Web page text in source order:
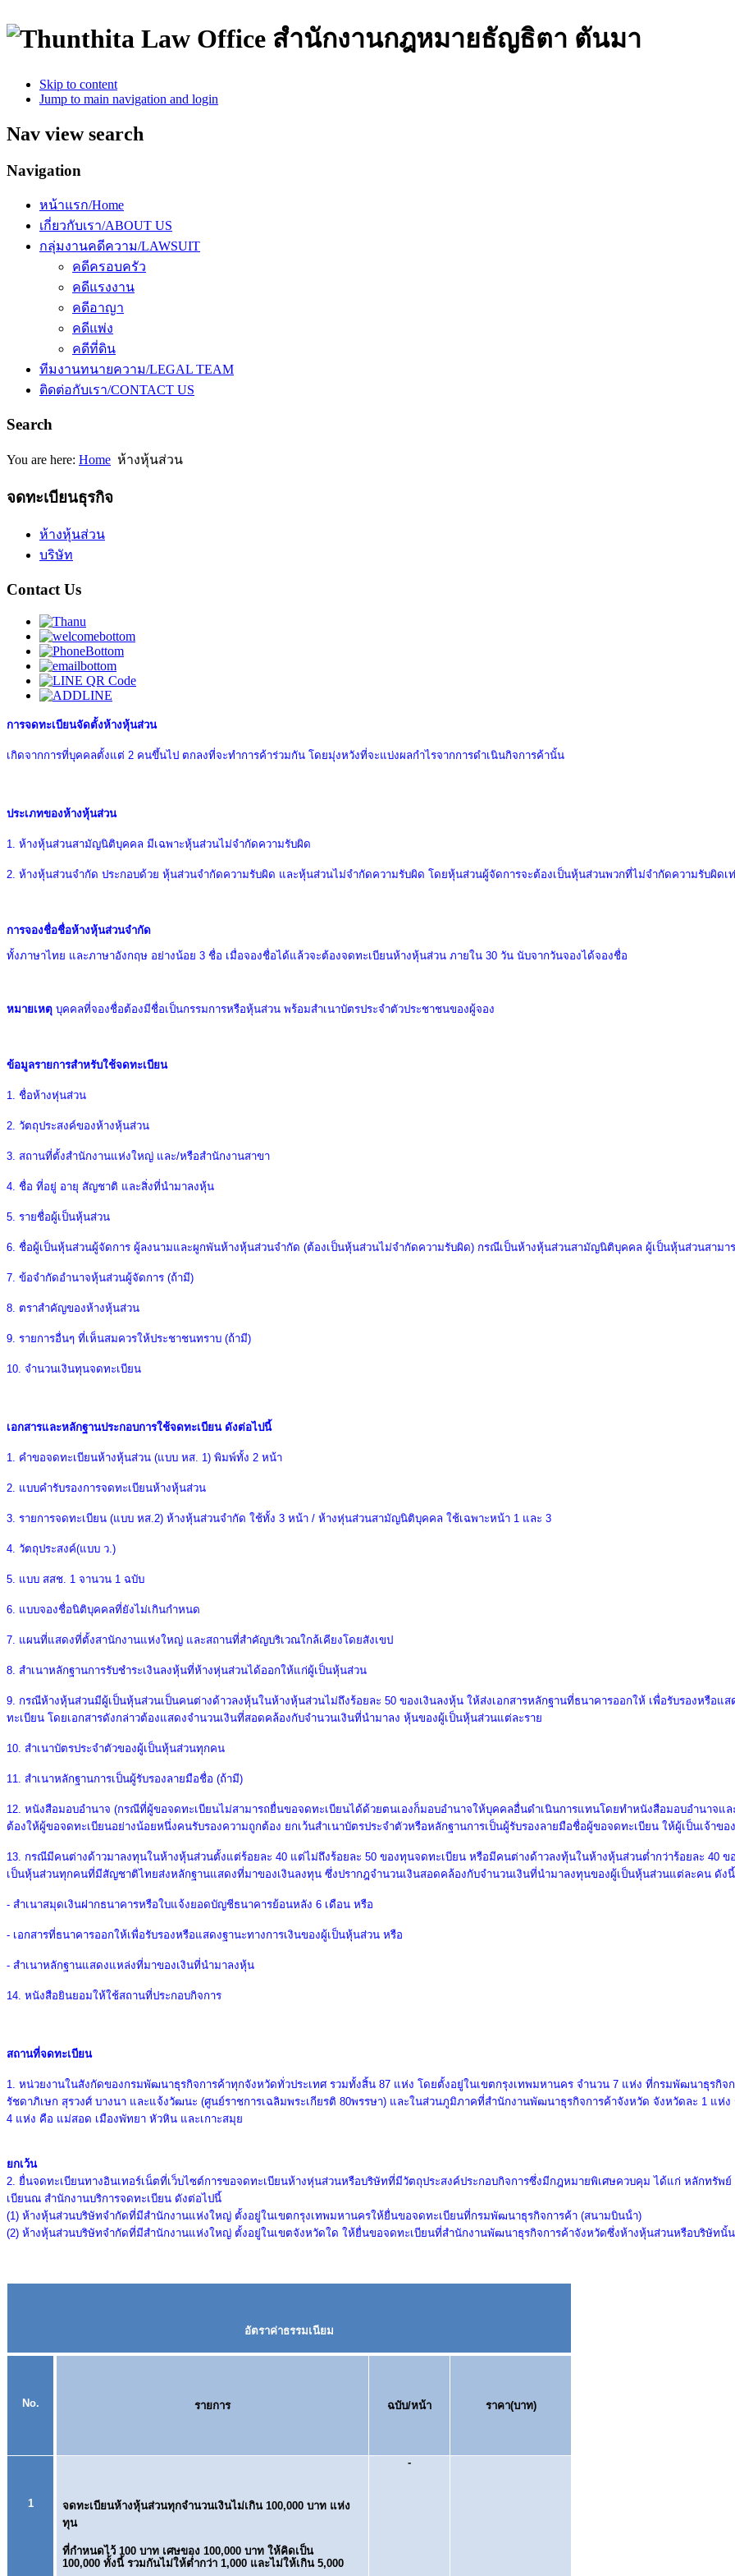
สำนักงานกฎหมายธัญธิตา ตันมา
Skip to content
Jump to main navigation and login
Nav view search
Navigation
หน้าแรก/Home
เกี่ยวกับเรา/ABOUT US
กลุ่มงานคดีความ/LAWSUIT
คดีครอบครัว
คดีแรงงาน
คดีอาญา
คดีแพ่ง
คดีที่ดิน
ทีมงานทนายความ/LEGAL TEAM
ติดต่อกับเรา/CONTACT US
Search
You are here: Home ห้างหุ้นส่วน
จดทะเบียนธุรกิจ
ห้างหุ้นส่วน
บริษัท
Contact Us
การจดทะเบียนจัดตั้งห้างหุ้นส่วน
เกิดจากการที่บุคคลตั้งแต่ 2 คนขึ้นไป ตกลงที่จะทําการค้าร่วมกัน โดยมุ่งหวังที่จะแบ่งผลกําไรจากการดําเนินกิจการค้านั้น
ประเภทของห้างหุ้นส่วน
1. ห้างหุ้นส่วนสามัญนิติบุคคล มีเฉพาะหุ้นส่วนไม่จำกัดความรับผิด
2. ห้างหุ้นส่วนจำกัด ประกอบด้วย หุ้นส่วนจำกัดความรับผิด และหุ้นส่วนไม่จำกัดความรับผิด โดยหุ้นส่วนผู้จัดการจะต้องเป็นหุ้นส่วนพวกที่ไม่จำกัดความรับผิดเ
การจองชื่อชื่อห้างหุ้นส่วนจำกัด
ทั้งภาษาไทย และภาษาอังกฤษ อย่างน้อย 3 ชื่อ เมื่อจองชื่อได้แล้วจะต้องจดทะเบียนห้างหุ้นส่วน ภายใน 30 วัน นับจากวันจองได้จองชื่อ
หมายเหตุ บุคคลที่จองชื่อต้องมีชื่อเป็นกรรมการหรือหุ้นส่วน พร้อมสำเนาบัตรประจำตัวประชาชนของผู้จอง
ข้อมูลรายการสำหรับใช้จดทะเบียน
1. ชื่อห้างหุ่นส่วน
2. วัตถุประสงค์ของห้างหุ้นส่วน
3. สถานที่ตั้งสำนักงานแห่งใหญ่ และ/หรือสำนักงานสาขา
4. ชื่อ ที่อยู่ อายุ สัญชาติ และสิ่งที่นํามาลงหุ้น
5. รายชื่อผู้เป็นหุ้นส่วน
6. ชื่อผู้เป็นหุ้นส่วนผู้จัดการ ผู้ลงนามและผูกพันห้างหุ้นส่วนจำกัด (ต้องเป็นหุ้นส่วนไม่จํากัดความรับผิด) กรณีเป็นห้างหุ้นส่วนสามัญนิติบุคคล ผู้เป็นหุ้นส่วนสามา
7. ข้อจํากัดอํานาจหุ้นส่วนผู้จัดการ (ถ้ามี)
8. ตราสําคัญของห้างหุ้นส่วน
9. รายการอื่นๆ ที่เห็นสมควรให้ประชาชนทราบ (ถ้ามี)
10. จำนวนเงินทุนจดทะเบียน
เอกสารและหลักฐานประกอบการใช้จดทะเบียน ดังต่อไปนี้
1. คําขอจดทะเบียนห้างหุ้นส่วน (แบบ หส. 1) พิมพ์ทั้ง 2 หน้า
2. แบบคํารับรองการจดทะเบียนห้างหุ้นส่วน
3. รายการจดทะเบียน (แบบ หส.2) ห้างหุ้นส่วนจำกัด ใช้ทั้ง 3 หน้า / ห้างหุ่นส่วนสามัญนิติบุคคล ใช้เฉพาะหน้า 1 และ 3
4. วัตถุประสงค์(แบบ ว.)
5. แบบ สสช. 1 จานวน 1 ฉบับ
6. แบบจองชื่อนิติบุคคลที่ยังไม่เกินกําหนด
7. แผนที่แสดงที่ตั้งสานักงานแห่งใหญ่ และสถานที่สําคัญบริเวณใกล้เคียงโดยสังเขป
8. สําเนาหลักฐานการรับชําระเงินลงหุ้นที่ห้างหุ่นส่วนได้ออกให้แก่ผู้เป็นหุ้นส่วน
9. กรณีห้างหุ้นส่วนมีผู้เป็นหุ้นส่วนเป็นคนต่างด้าวลงหุ้นในห้างหุ้นส่วนไม่ถึงร้อยละ 50 ของเงินลงหุ้น ให้ส่งเอกสารหลักฐานที่ธนาคารออกให้ เพื่อรับรองหรือ
ทะเบียน โดยเอกสารดังกล่าวต้องแสดงจํานวนเงินที่สอดคล้องกับจํานวนเงินที่นํามาลง หุ้นของผู้เป็นหุ้นส่วนแต่ละราย
10. สําเนาบัตรประจําตัวของผู้เป็นหุ้นส่วนทุกคน
11. สําเนาหลักฐานการเป็นผู้รับรองลายมือชื่อ (ถ้ามี)
12. หนังสือมอบอํานาจ (กรณีที่ผู้ขอจดทะเบียนไม่สามารถยื่นขอจดทะเบียนได้ด้วยตนเองก็มอบอํานาจให้บุคคลอื่นดําเนินการแทนโดยทําหนังสือมอบอํานาจแ
ต้องให้ผู้ขอจดทะเบียนอย่างน้อยหนึ่งคนรับรองความถูกต้อง ยกเว้นสําเนาบัตรประจำตัวหรือหลักฐานการเป็นผู้รับรองลายมือชื่อผู้ขอจดทะเบียน ให้ผู้เป็นเจ้า
13. กรณีมีคนต่างด้าวมาลงทุนในห้างหุ้นส่วนตั้งแต่ร้อยละ 40 แต่ไม่ถึงร้อยละ 50 ของทุนจดทะเบียน หรือมีคนต่างด้าวลงทุ้นในห้างหุ้นส่วนต่ำกว่าร้อยละ 40
เป็นหุ้นส่วนทุกคนที่มีสัญชาติไทยส่งหลักฐานแสดงที่มาของเงินลงทุน ซึ่งปรากฎจำนวนเงินสอดคล้องกับจำนวนเงินที่นำมาลงทุนของผู้เป็นหุ้นส่วนแต่ละคน ดังนี้
- สำเนาสมุดเงินฝากธนาคารหรือใบแจ้งยอดบัญชีธนาคารย้อนหลัง 6 เดือน หรือ
- เอกสารที่ธนาคารออกให้เพื่อรับรองหรือแสดงฐานะทางการเงินของผู้เป็นหุ้นส่วน หรือ
- สำเนาหลักฐานแสดงแหล่งที่มาของเงินที่นำมาลงหุ้น
14. หนังสือยินยอมให้ใช้สถานที่ประกอบกิจการ
สถานที่จดทะเบียน
1. หน่วยงานในสังกัดของกรมพัฒนาธุรกิจการค้าทุกจังหวัดทั่วประเทศ รวมทั้งสิ้น 87 แห่ง โดยตั้งอยู่ในเขตกรุงเทพมหานคร จํานวน 7 แห่ง ที่กรมพัฒนาธุรกิ
รัชดาภิเษก สุรวงศ์ บางนา และแจ้งวัฒนะ (ศูนย์ราชการเฉลิมพระเกียรติ 80พรรษา) และในส่วนภูมิภาคที่สํานักงานพัฒนาธุรกิจการค้าจังหวัด จังหวัดละ 1 แ
4 แห่ง คือ แม่สอด เมืองพัทยา หัวหิน และเกาะสมุย
ยกเว้น
2. ยื่นจดทะเบียนทางอินเทอร์เน็ตที่เว็บไซต์การขอจดทะเบียนห้างหุ่นส่วนหรือบริษัทที่มีวัตถุประสงค์ประกอบกิจการซึ่งมีกฎหมายพิเศษควบคุม ได้แก่ หลักทรั
เบียนณ สํานักงานบริการจดทะเบียน ดังต่อไปนี้
(1) ห้างหุ้นส่วนบริษัทจํากัดที่มีสํานักงานแห่งใหญ่ ตั้งอยู่ในเขตกรุงเทพมหานครให้ยื่นขอจดทะเบียนที่กรมพัฒนาธุรกิจการค้า (สนามบินน้ํา)
(2) ห้างหุ้นส่วนบริษัทจํากัดที่มีสํานักงานแห่งใหญ่ ตั้งอยู่ในเขตจังหวัดใด ให้ยื่นขอจดทะเบียนที่สํานักงานพัฒนาธุรกิจการค้าจังหวัดซึ่งห้างหุ้นส่วนหรือบริษัทนั้
อัตราค่าธรรมเนียม
No. รายการ ฉบับ/หน้า ราคา(บาท)
1
จดทะเบียนห้างหุ้นส่วนทุกจำนวนเงินไม่เกิน 100,000 บาท แห่ง
ทุน
ที่กำหนดไว้ 100 บาท เศษของ 100,000 บาท ให้คิดเป็น
100,000ทั้งนี้ รวมกันไม่ให้ต่ำกว่า 1,000 และไม่ให้เกิน 5,000
-